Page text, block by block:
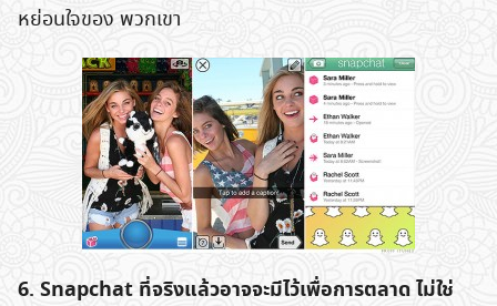
หย่อนใจของ พวกเขา
6. Snapchat ที่จริงแล้วอาจจะมีไว้เพื่อการตลาด ไม่ใช่